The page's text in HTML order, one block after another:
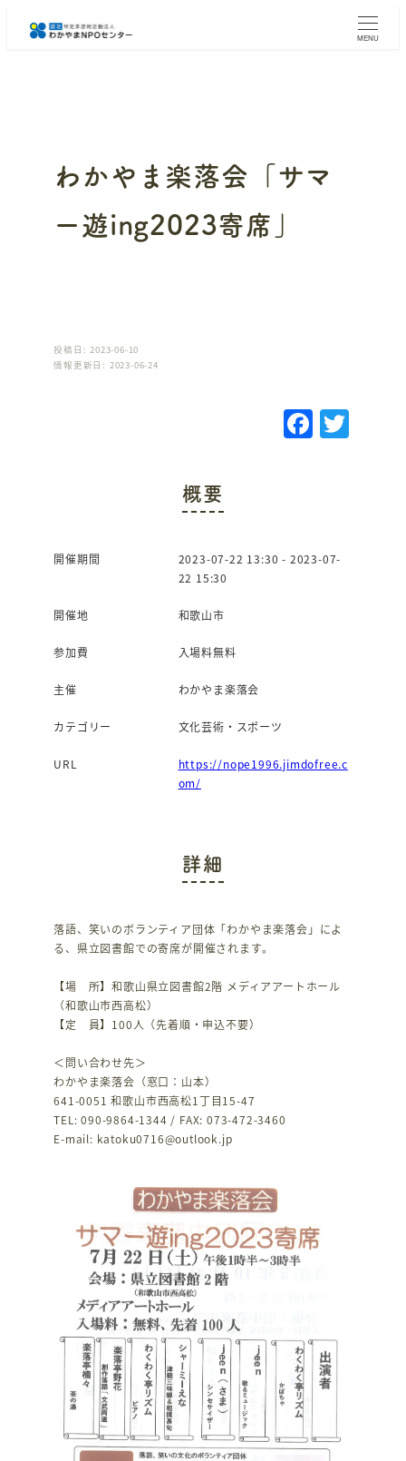
MENU
わかやま楽落会「サマ
ー遊ing2023寄席」
投稿日: 2023-06-10
情報更新日: 2023-06-24
F
a
o
T
概要
開催期間
2023-07-22 13:30 - 2023-07-
22 15:30
開催地 和歌山市
参加費 入場料無料
主催 わかやま楽落会
カテゴリー 文化芸術・スポーツ
URL
https://nope1996.jimdofree.c
om/
詳細
落語、笑いのボランティア団体「わかやま楽落会」によ
る、県立図書館での寄席が開催されます。
【場 所】和歌山県立図書館2階 メディアアートホール
（和歌山市西高松）
【定 員】100人（先着順・申込不要）
＜問い合わせ先＞
わかやま楽落会（窓口：山本）
641-0051 和歌山市西高松1丁目15-47
TEL: 090-9864-1344 / FAX: 073-472-3460
E-mail: katoku0716@outlook.jp